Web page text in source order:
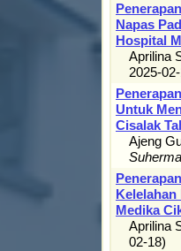
Napas
Hospital
Aprilina
2025-
Untuk
Cisalak
Ajeng
Kelelahan
Medika
Aprilina
02-18)